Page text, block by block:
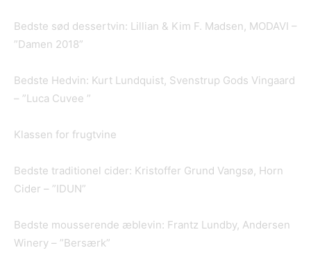
Bedste sød dessertvin: Lillian & Kim F. Madsen, MODAVI –
”Damen 2018”
Bedste Hedvin: Kurt Lundquist, Svenstrup Gods Vingaard
– ”Luca Cuvee ”
Klassen for frugtvine
Bedste traditionel cider: Kristoffer Grund Vangsø, Horn
Cider – ”IDUN”
Bedste mousserende æblevin: Frantz Lundby, Andersen
Winery – ”Bersærk”